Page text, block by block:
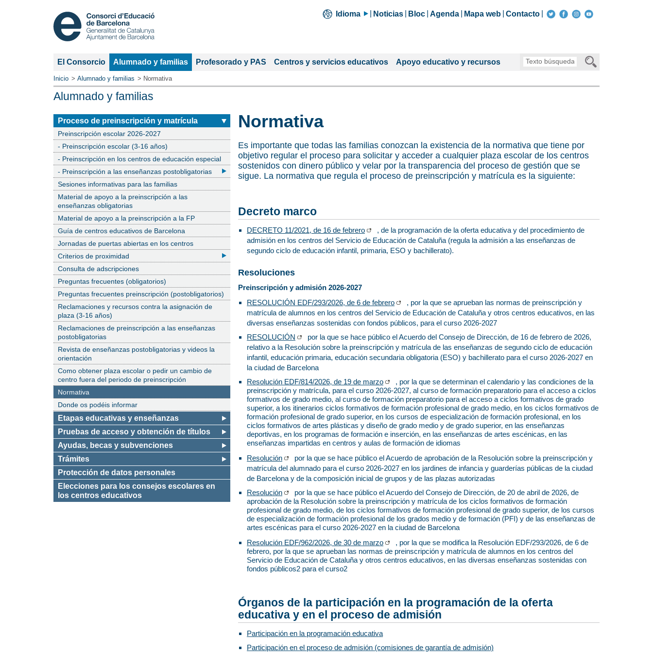
Idioma Noticias Bloc Agenda Mapa web Contacto
El Consorcio
Sección
actual:
Alumnado y familias Profesorado y PAS Centros y servicios educativos Apoyo educativo y recursos
Texto
Inicio Alumnado y familias Normativa
Alumnado y familias
Sección
actual:
Proceso de preinscripción y matrícula
Preinscripción escolar 2026-2027
- Preinscripción escolar (3-16 años)
- Preinscripción en los centros de educación especial
- Preinscripción a las enseñanzas postobligatorias
Sesiones informativas para las familias
Material de apoyo a la preinscripción a las
enseñanzas obligatorias
Material de apoyo a la preinscripción a la FP
Guía de centros educativos de Barcelona
Jornadas de puertas abiertas en los centros
Criterios de proximidad
Consulta de adscripciones
Preguntas frecuentes (obligatorios)
Preguntas frecuentes preinscripción (postobligatorios)
Reclamaciones y recursos contra la asignación de
plaza (3-16 años)
Reclamaciones de preinscripción a las enseñanzas
postobligatorias
Revista de enseñanzas postobligatorias y videos la
orientación
Como obtener plaza escolar o pedir un cambio de
centro fuera del periodo de preinscripción
Página
actual:
Normativa
Donde os podéis informar
Etapas educativas y enseñanzas
Pruebas de acceso y obtención de títulos
Ayudas, becas y subvenciones
Trámites
Protección de datos personales
Elecciones para los consejos escolares en
los centros educativos
Normativa
Es importante que todas las familias conozcan la existencia de la normativa que tiene por
objetivo regular el proceso para solicitar y acceder a cualquier plaza escolar de los centros
sostenidos con dinero público y velar por la transparencia del proceso de gestión que se
sigue. La normativa que regula el proceso de preinscripción y matrícula es la siguiente:
Decreto marco
DECRETO 11/2021, de 16 de febrero
, de la programación de la oferta educativa y del procedimiento de
admisión en los centros del Servicio de Educación de Cataluña (regula la admisión a las enseñanzas de
segundo ciclo de educación infantil, primaria, ESO y bachillerato).
Resoluciones
Preinscripción y admisión 2026-2027
RESOLUCIÓN EDF/293/2026, de 6 de febrero
, por la que se aprueban las normas de preinscripción y
matrícula de alumnos en los centros del Servicio de Educación de Cataluña y otros centros educativos, en las
diversas enseñanzas sostenidas con fondos públicos, para el curso 2026-2027
RESOLUCIÓN
por la que se hace público el Acuerdo del Consejo de Dirección, de 16 de febrero de 2026,
relativo a la Resolución sobre la preinscripción y matrícula de las enseñanzas de segundo ciclo de educación
infantil, educación primaria, educación secundaria obligatoria (ESO) y bachillerato para el curso 2026-2027 en
la ciudad de Barcelona
Resolución EDF/814/2026, de 19 de marzo
, por la que se determinan el calendario y las condiciones de la
preinscripción y matrícula, para el curso 2026-2027, al curso de formación preparatorio para el acceso a ciclos
formativos de grado medio, al curso de formación preparatorio para el acceso a ciclos formativos de grado
superior, a los itinerarios ciclos formativos de formación profesional de grado medio, en los ciclos formativos de
formación profesional de grado superior, en los cursos de especialización de formación profesional, en los
ciclos formativos de artes plásticas y diseño de grado medio y de grado superior, en las enseñanzas
deportivas, en los programas de formación e inserción, en las enseñanzas de artes escénicas, en las
enseñanzas impartidas en centros y aulas de formación de idiomas
Resolución
por la que se hace público el Acuerdo de aprobación de la Resolución sobre la preinscripción y
matrícula del alumnado para el curso 2026-2027 en los jardines de infancia y guarderías públicas de la ciudad
de Barcelona y de la composición inicial de grupos y de las plazas autorizadas
Resolución
por la que se hace público el Acuerdo del Consejo de Dirección, de 20 de abril de 2026, de
aprobación de la Resolución sobre la preinscripción y matrícula de los ciclos formativos de formación
profesional de grado medio, de los ciclos formativos de formación profesional de grado superior, de los cursos
de especialización de formación profesional de los grados medio y de formación (PFI) y de las enseñanzas de
artes escénicas para el curso 2026-2027 en la ciudad de Barcelona
Resolución EDF/962/2026, de 30 de marzo
, por la que se modifica la Resolución EDF/293/2026, de 6 de
febrero, por la que se aprueban las normas de preinscripción y matrícula de alumnos en los centros del
Servicio de Educación de Cataluña y otros centros educativos, en las diversas enseñanzas sostenidas con
fondos públicos2 para el curso2
Órganos de la participación en la programación de la oferta
educativa y en el proceso de admisión
Participación en la programación educativa
Participación en el proceso de admisión (comisiones de garantía de admisión)